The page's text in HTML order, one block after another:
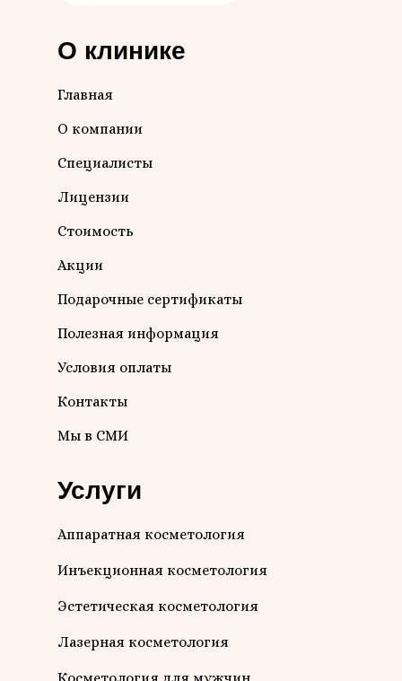
О клинике
Главная
О компании
Специалисты
Лицензии
Услуги
Аппаратная косметология
Инъекционная косметология
Эстетическая косметология
Лазерная косметология
Стоимость
Подарочные сертификаты
Акции
Полезная информация
Условия оплаты
Контакты
Мы в СМИ